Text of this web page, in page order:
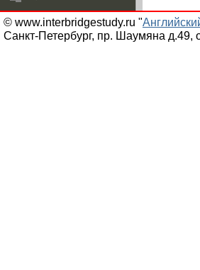
© www.interbridgestudy.ru "
Санкт-Петербург, пр. Шаумяна д.49,